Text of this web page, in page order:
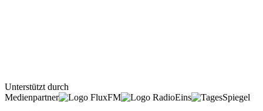
Unterstützt durch
Medienpartner